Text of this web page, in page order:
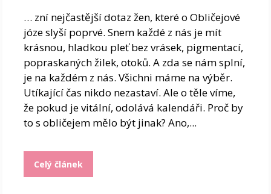
… zní nejčastější dotaz žen, které o Obličejové
józe slyší poprvé. Snem každé z nás je mít
krásnou, hladkou pleť bez vrásek, pigmentací,
popraskaných žilek, otoků. A zda se nám splní,
je na každém z nás. Všichni máme na výběr.
Utíkající čas nikdo nezastaví. Ale o těle víme,
že pokud je vitální, odolává kalendáři. Proč by
to s obličejem mělo být jinak? Ano,...
Celý článek